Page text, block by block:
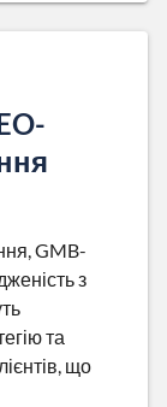
GMB-
з
та
що